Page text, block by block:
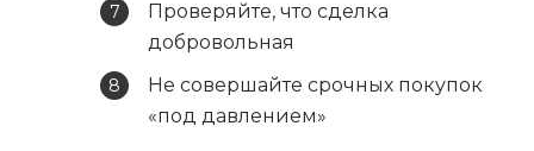
Проверяйте, что сделка
добровольная
Не совершайте срочных покупок
«под давлением»